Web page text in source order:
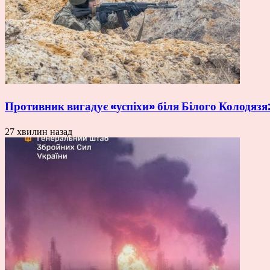
Противник вигадує «успіхи» біля Білого
27 хвилин назад